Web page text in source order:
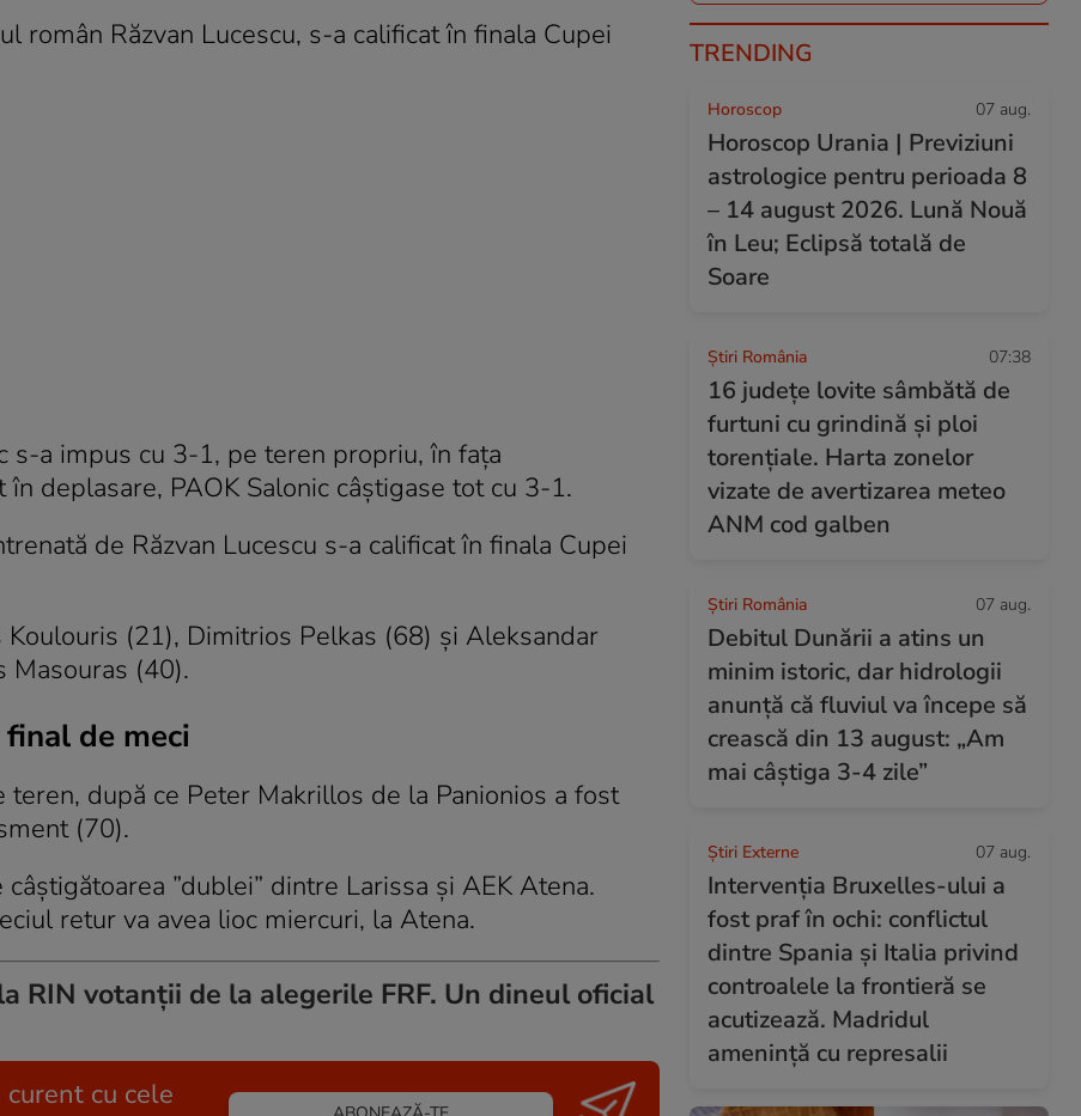
român Răzvan Lucescu, s-a calificat în finala Cupei
s-a impus cu 3-1, pe teren propriu, în fața
deplasare, PAOK Salonic câștigase tot cu 3-1.
de Răzvan Lucescu s-a calificat în finala Cupei
(21), Dimitrios Pelkas (68) şi Aleksandar
Masouras (40).
de meci
după ce Peter Makrillos de la Panionios a fost
(70).
”dublei” dintre Larissa și AEK Atena.
retur va avea lioc miercuri, la Atena.
RIN votanții de la alegerile FRF. Un dineul oficial
cu cele
TRENDING
Horoscop 07 aug.
Horoscop Urania | Previziuni
astrologice pentru perioada 8
– 14 august 2026. Lună Nouă
în Leu; Eclipsă totală de
Soare
Știri România 07:38
16 județe lovite sâmbătă de
furtuni cu grindină și ploi
torențiale. Harta zonelor
vizate de avertizarea meteo
ANM cod galben
Știri România 07 aug.
Debitul Dunării a atins un
minim istoric, dar hidrologii
anunță că fluviul va începe să
crească din 13 august: „Am
mai câștiga 3-4 zile”
Știri Externe 07 aug.
Intervenția Bruxelles-ului a
fost praf în ochi: conflictul
dintre Spania și Italia privind
controalele la frontieră se
acutizează. Madridul
amenință cu represalii